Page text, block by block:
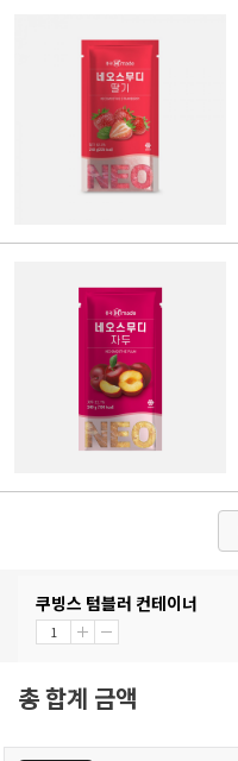
쿠빙스 텀블러 컨테이너
총 합계 금액